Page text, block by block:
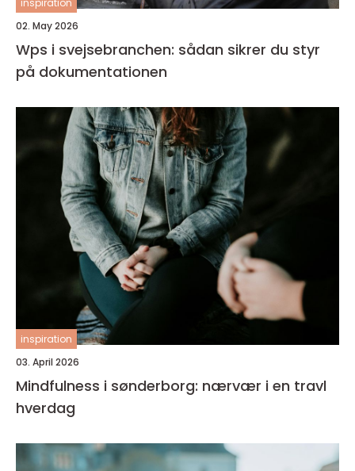
02. May 2026
Wps i svejsebranchen: sådan sikrer du styr
på dokumentationen
inspiration
03. April 2026
Mindfulness i sønderborg: nærvær i en travl
hverdag